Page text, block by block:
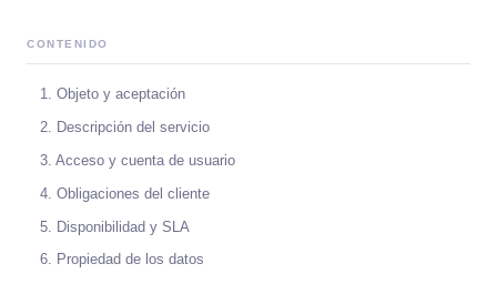
CONTENIDO
1. Objeto y aceptación
2. Descripción del servicio
3. Acceso y cuenta de usuario
4. Obligaciones del cliente
5. Disponibilidad y SLA
6. Propiedad de los datos